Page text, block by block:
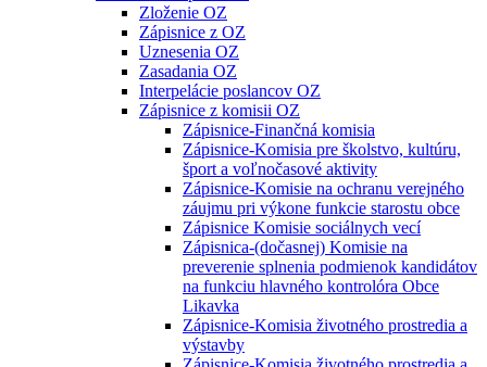
Zloženie OZ
Zápisnice z OZ
Uznesenia OZ
Zasadania OZ
Interpelácie poslancov OZ
Zápisnice z komisii OZ
Zápisnice-Finančná komisia
Zápisnice-Komisia pre školstvo, kultúru,
šport a voľnočasové aktivity
Zápisnice-Komisie na ochranu verejného
záujmu pri výkone funkcie starostu obce
Zápisnice Komisie sociálnych vecí
Zápisnica-(dočasnej) Komisie na
preverenie splnenia podmienok kandidátov
na funkciu hlavného kontrolóra Obce
Likavka
Zápisnice-Komisia životného prostredia a
výstavby